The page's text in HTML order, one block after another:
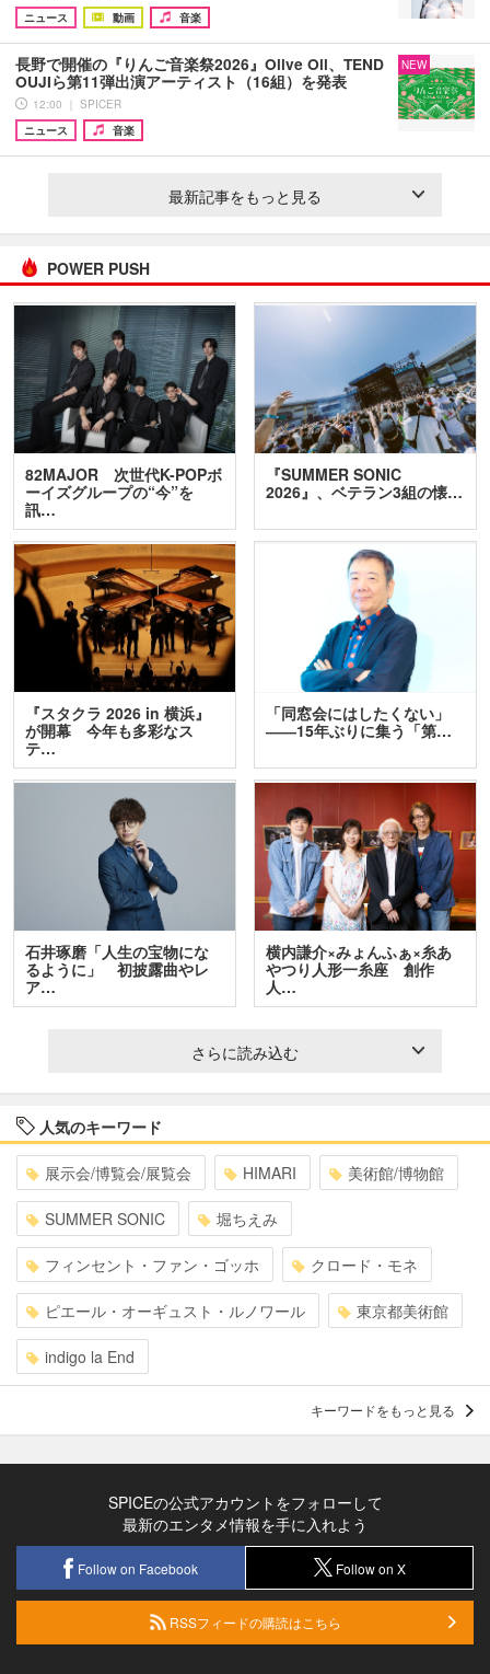
ニュース
動画 音楽
長野で開催の『りんご音楽祭2026』Olive Oil、TEND
OUJIら第11弾出演アーティスト（16組）を発表
12:00 ｜ SPICER
ニュース
音楽
NEW
最新記事をもっと見る
POWER PUSH
82MAJOR 次世代K-POPボ
ーイズグループの“今”を
訊…
『SUMMER SONIC
2026』、ベテラン3組の懐…
『スタクラ 2026 in 横浜』
が開幕 今年も多彩なス
テ…
「同窓会にはしたくない」
――15年ぶりに集う「第…
石井琢磨「人生の宝物にな
るように」 初披露曲やレ
ア…
横内謙介×みょんふぁ×糸あ
やつり人形一糸座 創作
人…
さらに読み込む
人気のキーワード
展示会/博覧会/展覧会 HIMARI 美術館/博物館
SUMMER SONIC 堀ちえみ
フィンセント・ファン・ゴッホ クロード・モネ
ピエール・オーギュスト・ルノワール 東京都美術館
indigo la End
キーワードをもっと見る
SPICEの公式アカウントをフォローして
最新のエンタメ情報を手に入れよう
Follow on Facebook Follow on X
RSSフィードの購読はこちら